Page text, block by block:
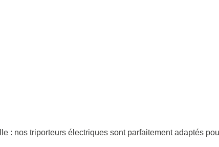
: nos triporteurs électriques sont parfaitement adaptés